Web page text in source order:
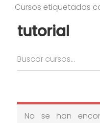
Cursos etiquetados
tutorial
No se han